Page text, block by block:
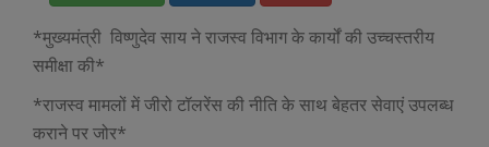
*मुख्यमंत्री विष्णुदेव साय ने राजस्व विभाग के कार्यों की उच्चस्तरीय
समीक्षा की*
*राजस्व मामलों में जीरो टॉलरेंस की नीति के साथ बेहतर सेवाएं उपलब्ध
कराने पर जोर*